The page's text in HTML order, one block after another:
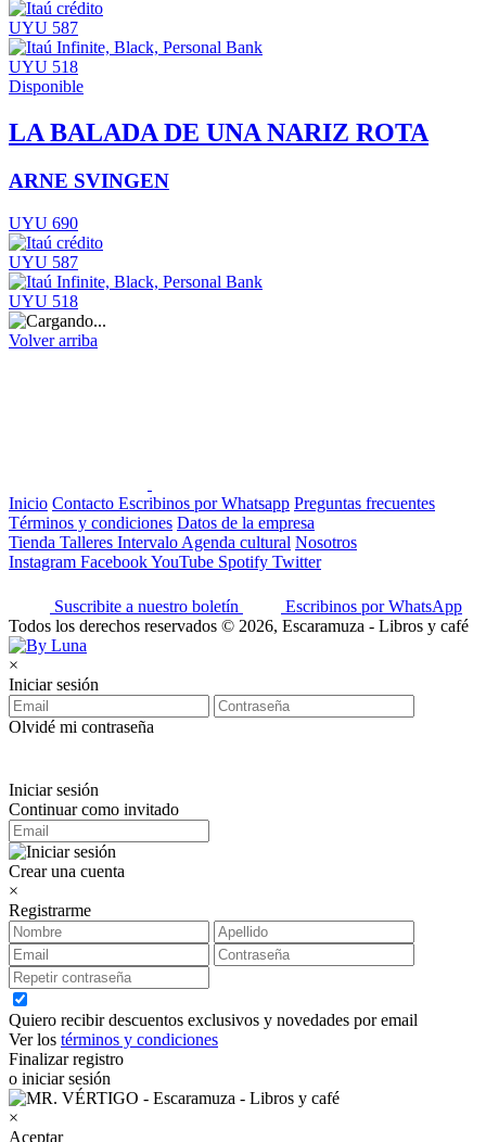
UYU 587
UYU 518
Disponible
LA BALADA DE UNA NARIZ ROTA
ARNE SVINGEN
UYU 690
UYU 587
UYU 518
Volver arriba
Inicio Contacto Escribinos por Whatsapp Preguntas frecuentes
Términos y condiciones Datos de la empresa
Tienda Talleres Intervalo Agenda cultural Nosotros
Instagram FacebookYouTube Spotify Twitter
Suscribite a nuestro boletín
Escribinos por WhatsApp
Todos los derechos reservados © 2026, Escaramuza - Libros y café
×
Iniciar sesión
Olvidé mi contraseña
Iniciar sesión
Continuar como invitado
Crear una cuenta
×
Registrarme
Quiero recibir descuentos exclusivos y novedades por email
Ver los términos y condiciones
Finalizar registro
o iniciar sesión
×
Aceptar